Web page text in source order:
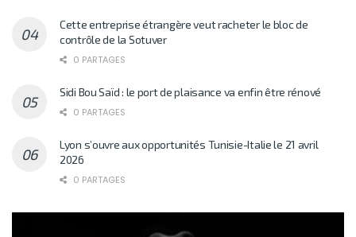
Cette entreprise étrangère veut racheter le bloc de
contrôle de la Sotuver
0 PARTAGES
Sidi Bou Saïd : le port de plaisance va enfin être rénové
0 PARTAGES
Lyon s’ouvre aux opportunités Tunisie-Italie le 21 avril
2026
0 PARTAGES